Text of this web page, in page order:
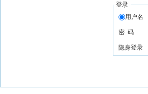
登录
用户名
密 码
隐身登录